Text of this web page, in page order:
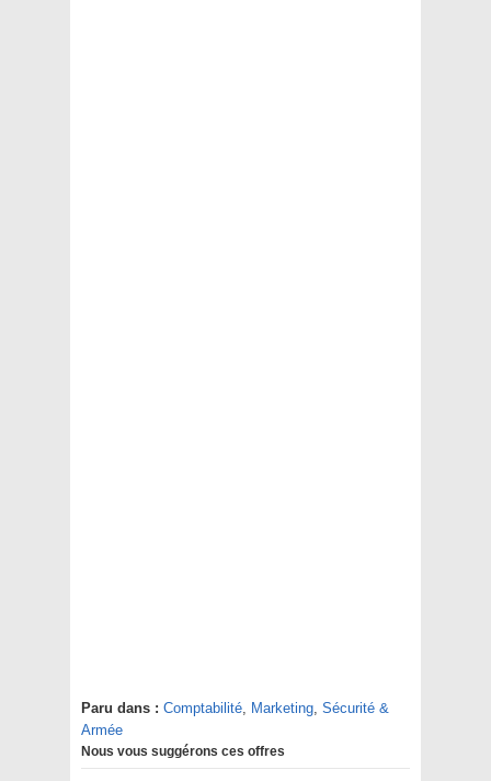
Paru dans : Comptabilité, Marketing, Sécurité &
Armée
Nous vous suggérons ces offres